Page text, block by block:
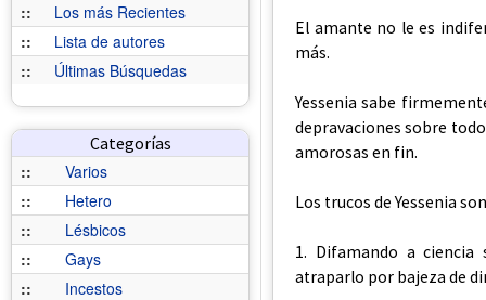
::
Los más Recientes
::
Lista de autores
::
Últimas Búsquedas
Categorías
::
Varios
::
Hetero
::
Lésbicos
::
Gays
::
Incestos
El amante no le es
más.
Yessenia sabe
depravaciones sobre
amorosas en fin.
Los trucos de Yessenia
1. Difamando a
atraparlo por bajeza de